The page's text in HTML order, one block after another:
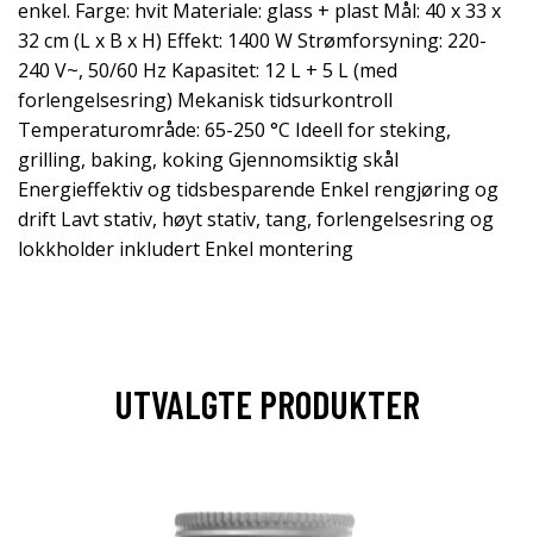
enkel. Farge: hvit Materiale: glass + plast Mål: 40 x 33 x
32 cm (L x B x H) Effekt: 1400 W Strømforsyning: 220-
240 V~, 50/60 Hz Kapasitet: 12 L + 5 L (med
forlengelsesring) Mekanisk tidsurkontroll
Temperaturområde: 65-250 °C Ideell for steking,
grilling, baking, koking Gjennomsiktig skål
Energieffektiv og tidsbesparende Enkel rengjøring og
drift Lavt stativ, høyt stativ, tang, forlengelsesring og
lokkholder inkludert Enkel montering
UTVALGTE PRODUKTER